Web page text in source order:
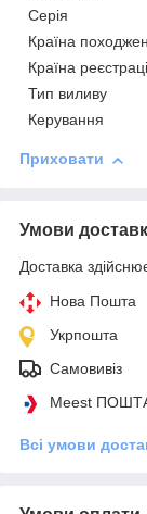
Серія
Країна
Країна
Тип виливу
Керування
Приховати
Умови
Доставка
Нова Пошта
Укрпошта
Самовивіз
Meest
Всі умови